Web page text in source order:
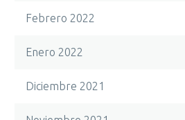
Febrero 2022
Enero 2022
Diciembre 2021